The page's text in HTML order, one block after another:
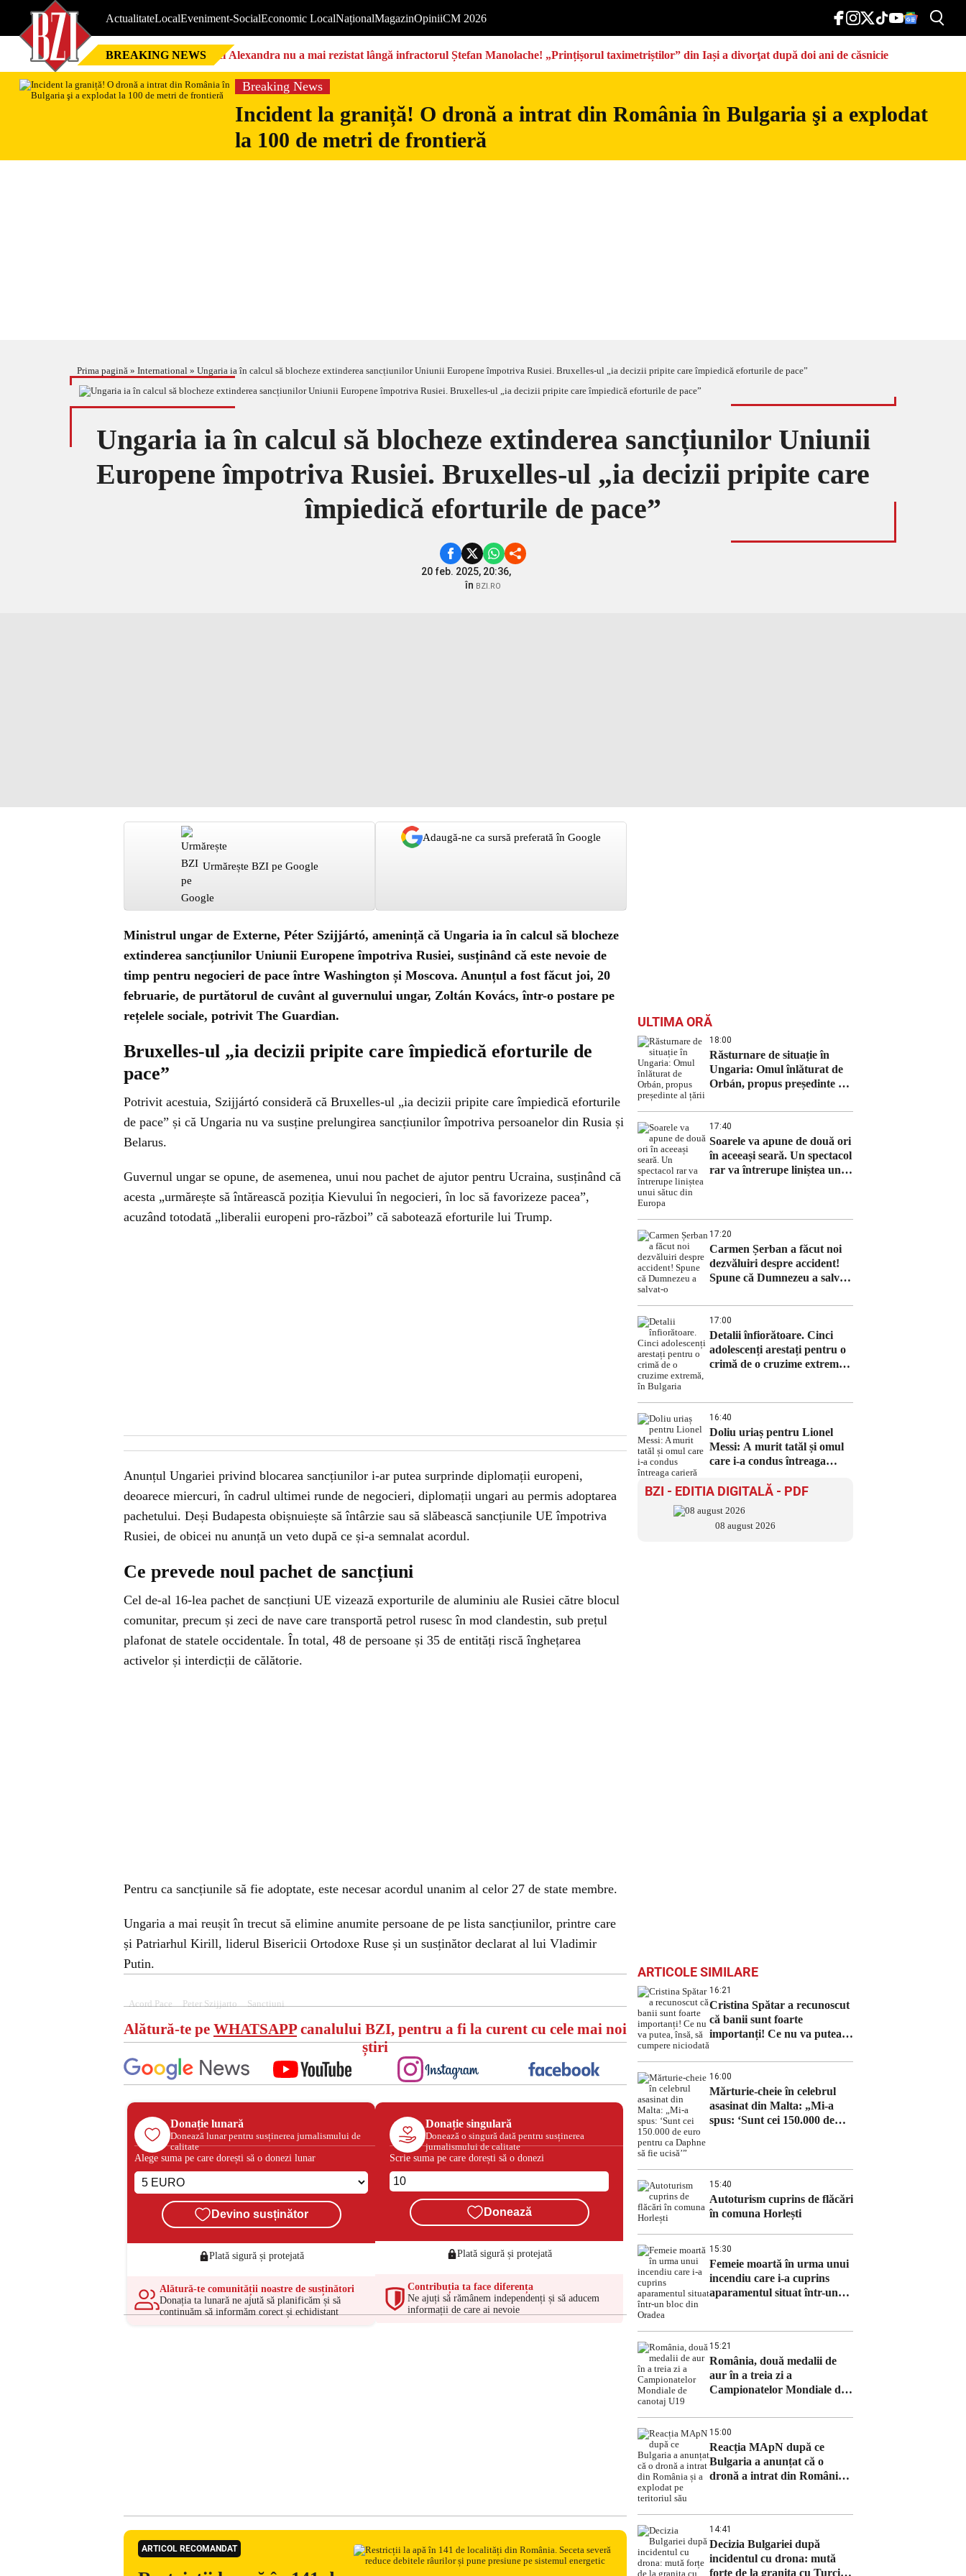
ActualitateLocalEveniment-SocialEconomic LocalNaționalMagazinOpiniiCM 2026
BREAKING NEWS Nici Alexandra nu a mai rezistat lângă infractorul Ștefan Manolache! „Prințișorul taximetriștilor” din Iași a divorţat după doi ani de căsnicie
Breaking News
Incident la graniță! O dronă a intrat din România în Bulgaria şi a explodat
la 100 de metri de frontieră
Prima pagină » International » Ungaria ia în calcul să blocheze extinderea sancțiunilor Uniunii Europene împotriva Rusiei. Bruxelles-ul „ia decizii pripite care împiedică eforturile de pace”
Ungaria ia în calcul să blocheze extinderea sancțiunilor Uniunii
Europene împotriva Rusiei. Bruxelles-ul „ia decizii pripite care
împiedică eforturile de pace”
20 feb. 2025, 20:36,
în BZI.RO
Urmărește BZI pe Google
Adaugă-ne ca sursă preferată în Google
Ministrul ungar de Externe, Péter Szijjártó, amenință că Ungaria ia în calcul să blocheze
extinderea sancțiunilor Uniunii Europene împotriva Rusiei, susținând că este nevoie de
timp pentru negocieri de pace între Washington și Moscova. Anunțul a fost făcut joi, 20
februarie, de purtătorul de cuvânt al guvernului ungar, Zoltán Kovács, într-o postare pe
rețelele sociale, potrivit The Guardian.
Bruxelles-ul „ia decizii pripite care împiedică eforturile de
pace”
Potrivit acestuia, Szijjártó consideră că Bruxelles-ul „ia decizii pripite care împiedică eforturile
de pace” și că Ungaria nu va susține prelungirea sancțiunilor împotriva persoanelor din Rusia și
Belarus.
Guvernul ungar se opune, de asemenea, unui nou pachet de ajutor pentru Ucraina, susținând că
acesta „urmărește să întărească poziția Kievului în negocieri, în loc să favorizeze pacea”,
acuzând totodată „liberalii europeni pro-război” că sabotează eforturile lui Trump.
Anunțul Ungariei privind blocarea sancțiunilor i-ar putea surprinde diplomații europeni,
deoarece miercuri, în cadrul ultimei runde de negocieri, diplomații ungari au permis adoptarea
pachetului. Deși Budapesta obișnuiește să întârzie sau să slăbească sancțiunile UE împotriva
Rusiei, de obicei nu anunță un veto după ce și-a semnalat acordul.
Ce prevede noul pachet de sancțiuni
Cel de-al 16-lea pachet de sancțiuni UE vizează exporturile de aluminiu ale Rusiei către blocul
comunitar, precum și zeci de nave care transportă petrol rusesc în mod clandestin, sub prețul
plafonat de statele occidentale. În total, 48 de persoane și 35 de entități riscă înghețarea
activelor și interdicții de călătorie.
Pentru ca sancțiunile să fie adoptate, este necesar acordul unanim al celor 27 de state membre.
Ungaria a mai reușit în trecut să elimine anumite persoane de pe lista sancțiunilor, printre care
și Patriarhul Kirill, liderul Bisericii Ortodoxe Ruse și un susținător declarat al lui Vladimir
Putin.
Acord Pace Peter Szijjarto Sanctiuni
Alătură-te pe WHATSAPPcanalului BZI, pentru a fi la curent cu cele mai noi
știri
Donație lunară
Donează lunar pentru susținerea jurnalismului de
calitate
Alege suma pe care dorești să o donezi lunar
Devino susținător
Plată sigură și protejată
Alătură-te comunității noastre de susținători
Donația ta lunară ne ajută să planificăm și să
continuăm să informăm corect și echidistant
Donație singulară
Donează o singură dată pentru susținerea
jurnalismului de calitate
Scrie suma pe care dorești să o donezi
Donează
Plată sigură și protejată
Contribuția ta face diferența
Ne ajuți să rămânem independenți și să aducem
informații de care ai nevoie
ARTICOL RECOMANDAT
ULTIMA ORĂ
18:00
Răsturnare de situație în
Ungaria: Omul înlăturat de
Orbán, propus președinte al
17:40
Soarele va apune de două ori
în aceeași seară. Un spectacol
rar va întrerupe liniștea unui
17:20
Carmen Șerban a făcut noi
dezvăluiri despre accident!
Spune că Dumnezeu a salvat-
17:00
Detalii înfiorătoare. Cinci
adolescenți arestați pentru o
crimă de o cruzime extremă,
16:40
Doliu uriaș pentru Lionel
Messi: A murit tatăl și omul
care i-a condus întreaga
BZI - EDITIA DIGITALĂ - PDF
08 august 2026
ARTICOLE SIMILARE
16:21
Cristina Spătar a recunoscut
că banii sunt foarte
importanți! Ce nu va putea,
16:00
Mărturie-cheie în celebrul
asasinat din Malta: „Mi-a
spus: ‘Sunt cei 150.000 de
15:40
Autoturism cuprins de flăcări
în comuna Horlești
15:30
Femeie moartă în urma unui
incendiu care i-a cuprins
aparamentul situat într-un
15:21
România, două medalii de
aur în a treia zi a
Campionatelor Mondiale de
15:00
Reacția MApN după ce
Bulgaria a anunțat că o
dronă a intrat din România
14:41
Decizia Bulgariei după
incidentul cu drona: mută
forțe de la granița cu Turcia